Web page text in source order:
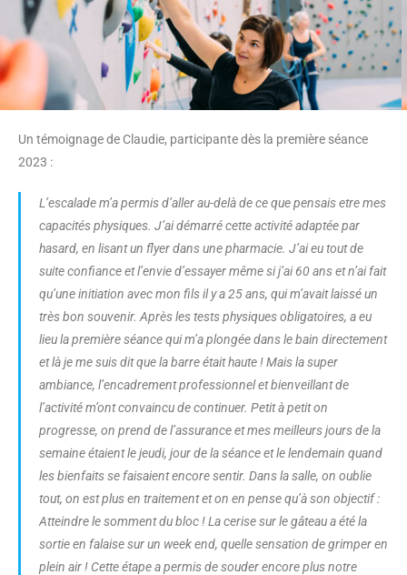
Un témoignage de Claudie, participante dès la première séance
2023 :
L’escalade m’a permis d’aller au-delà de ce que pensais etre mes
capacités physiques. J’ai démarré cette activité adaptée par
hasard, en lisant un flyer dans une pharmacie. J’ai eu tout de
suite confiance et l’envie d’essayer même si j’ai 60 ans et n’ai fait
qu’une initiation avec mon fils il y a 25 ans, qui m’avait laissé un
très bon souvenir. Après les tests physiques obligatoires, a eu
lieu la première séance qui m’a plongée dans le bain directement
et là je me suis dit que la barre était haute ! Mais la super
ambiance, l’encadrement professionnel et bienveillant de
l’activité m’ont convaincu de continuer. Petit à petit on
progresse, on prend de l’assurance et mes meilleurs jours de la
semaine étaient le jeudi, jour de la séance et le lendemain quand
les bienfaits se faisaient encore sentir. Dans la salle, on oublie
tout, on est plus en traitement et on en pense qu’à son objectif :
Atteindre le somment du bloc ! La cerise sur le gâteau a été la
sortie en falaise sur un week end, quelle sensation de grimper en
plein air ! Cette étape a permis de souder encore plus notre